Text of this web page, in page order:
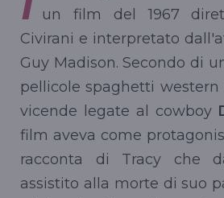
un film del 1967
Civirani e interpretato
Guy Madison. Secondo di
pellicole spaghetti western
vicende legate al cowboy
film aveva come
racconta di Tracy che
assistito alla morte di suo